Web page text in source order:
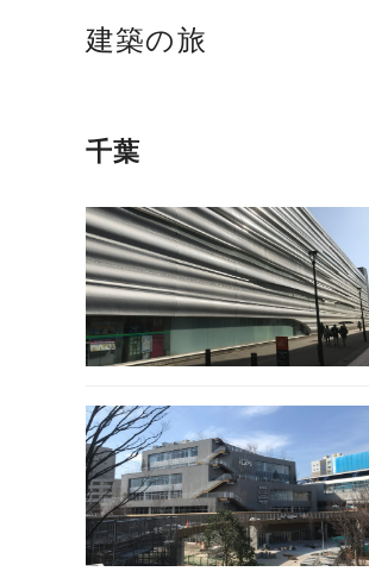
建築の旅
千葉